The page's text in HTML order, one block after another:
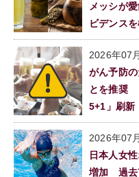
メッシが
ビデンス
2026年07
がん予防
とを推奨
5+1」刷新
2026年07
日本人女
増加 過去